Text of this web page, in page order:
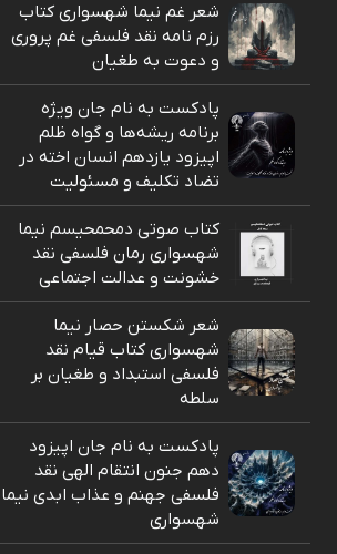
شعر غم نیما شهسواری کتاب
رزم نامه نقد فلسفی غم پروری
و دعوت به طغیان
پادکست به نام جان ویژه
برنامه ریشه‌ها و گواه ظلم
اپیزود یازدهم انسان اخته در
تضاد تکلیف و مسئولیت
کتاب صوتی دمحمحیسم نیما
شهسواری رمان فلسفی نقد
خشونت و عدالت اجتماعی
شعر شکستن حصار نیما
شهسواری کتاب قیام نقد
فلسفی استبداد و طغیان بر
سلطه
پادکست به نام جان اپیزود
دهم جنون انتقام الهی نقد
فلسفی جهنم و عذاب ابدی نیما
شهسواری